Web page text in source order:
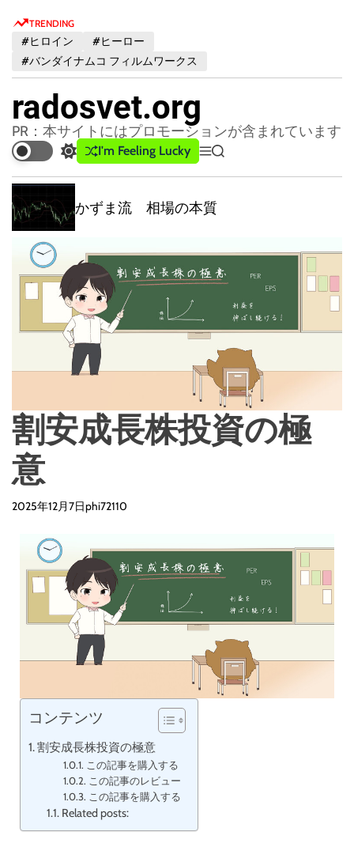
TRENDING
#ヒロイン
#ヒーロー
#バンダイナムコ フィルムワークス
radosvet.org
PR：本サイトにはプロモーションが含まれています
S
w
i
t
c
o
l
m
I'm Feeling Lucky
M
e
u
S
e
r
かずま流 相場の本質
割安成長株投資の極
意
2025年12月7日phi72110
コンテンツ
割安成長株投資の極意
この記事を購入する
この記事のレビュー
この記事を購入する
Related posts: